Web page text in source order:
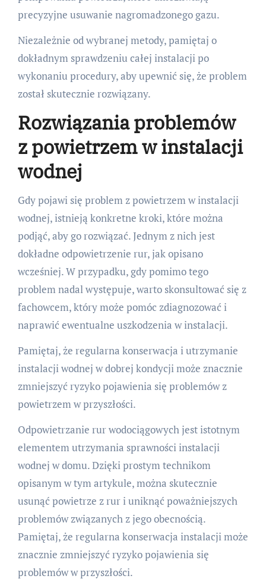
precyzyjne usuwanie nagromadzonego gazu.
Niezależnie od wybranej metody, pamiętaj o
dokładnym sprawdzeniu całej instalacji po
wykonaniu procedury, aby upewnić się, że problem
został skutecznie rozwiązany.
Rozwiązania problemów
z powietrzem w instalacji
wodnej
Gdy pojawi się problem z powietrzem w instalacji
wodnej, istnieją konkretne kroki, które można
podjąć, aby go rozwiązać. Jednym z nich jest
dokładne odpowietrzenie rur, jak opisano
wcześniej. W przypadku, gdy pomimo tego
problem nadal występuje, warto skonsultować się z
fachowcem, który może pomóc zdiagnozować i
naprawić ewentualne uszkodzenia w instalacji.
Pamiętaj, że regularna konserwacja i utrzymanie
instalacji wodnej w dobrej kondycji może znacznie
zmniejszyć ryzyko pojawienia się problemów z
powietrzem w przyszłości.
Odpowietrzanie rur wodociągowych jest istotnym
elementem utrzymania sprawności instalacji
wodnej w domu. Dzięki prostym technikom
opisanym w tym artykule, można skutecznie
usunąć powietrze z rur i uniknąć poważniejszych
problemów związanych z jego obecnością.
Pamiętaj, że regularna konserwacja instalacji może
znacznie zmniejszyć ryzyko pojawienia się
problemów w przyszłości.